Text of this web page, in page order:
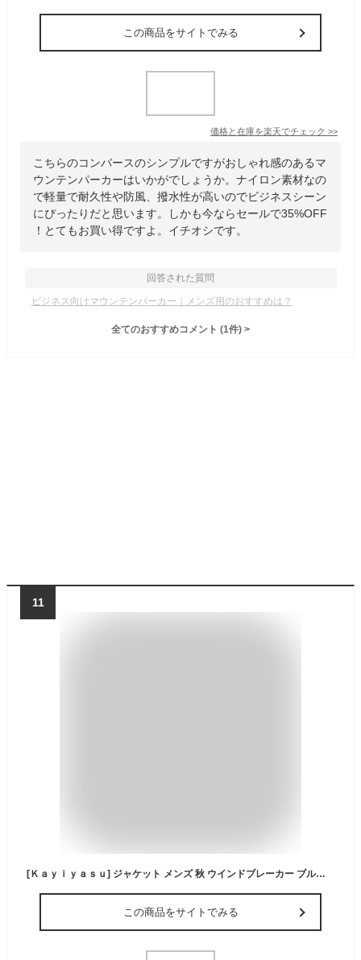
この商品をサイトでみる
価格と在庫を楽天でチェック >>
こちらのコンバースのシンプルですがおしゃれ感のあるマ
ウンテンパーカーはいかがでしょうか。ナイロン素材なの
で軽量で耐久性や防風、撥水性が高いのでビジネスシーン
にぴったりだと思います。しかも今ならセールで35%OFF
！とてもお買い得ですよ。イチオシです。
回答された質問
ビジネス向けマウンテンパーカー｜メンズ用のおすすめは？
全てのおすすめコメント (1件) >
11
[Ｋａｙｉｙａｓｕ] ジャケット メンズ 秋 ウインドブレーカー ブルゾン カジュアル マウンテンパーカー 防風 軽量 大きいサイズ フード付き アウトドア トップス M-3XL 登山 無地 おしゃれ 春(3XL ブラック)
この商品をサイトでみる